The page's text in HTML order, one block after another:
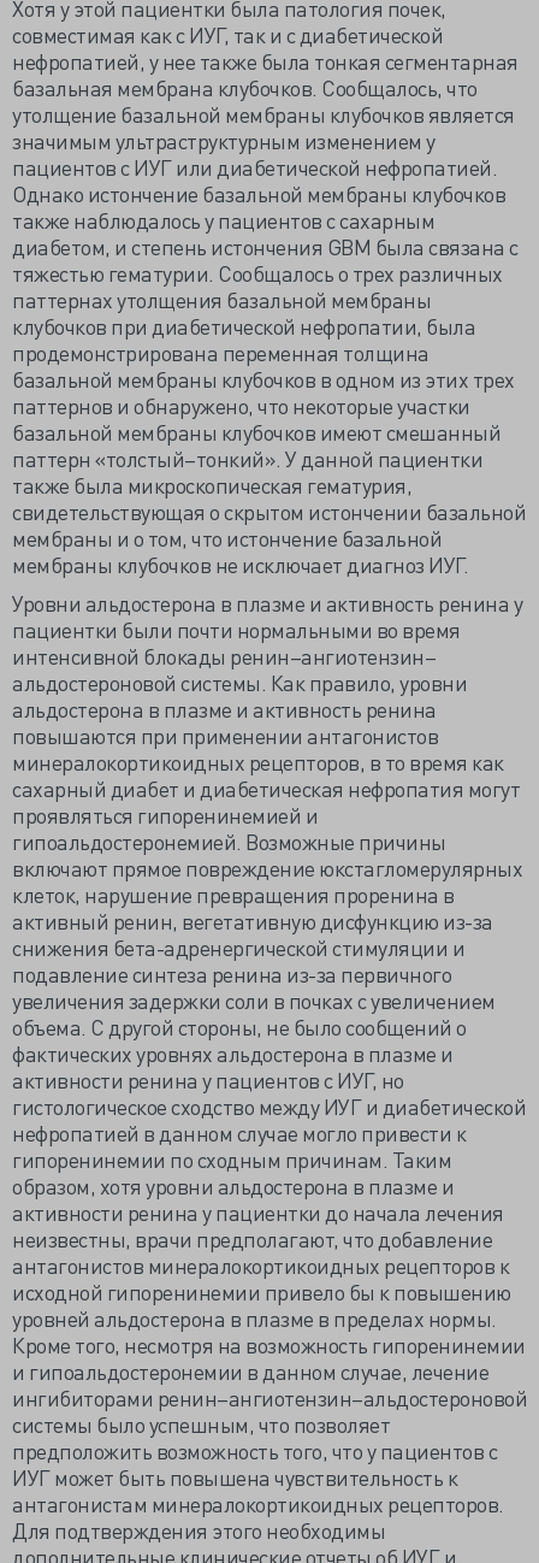
Хотя у этой пациентки была патология почек,
совместимая как с ИУГ, так и с диабетической
нефропатией, у нее также была тонкая сегментарная
базальная мембрана клубочков. Сообщалось, что
утолщение базальной мембраны клубочков является
значимым ультраструктурным изменением у
пациентов с ИУГ или диабетической нефропатией.
Однако истончение базальной мембраны клубочков
также наблюдалось у пациентов с сахарным
диабетом, и степень истончения GBM была связана с
тяжестью гематурии. Сообщалось о трех различных
паттернах утолщения базальной мембраны
клубочков при диабетической нефропатии, была
продемонстрирована переменная толщина
базальной мембраны клубочков в одном из этих трех
паттернов и обнаружено, что некоторые участки
базальной мембраны клубочков имеют смешанный
паттерн «толстый–тонкий». У данной пациентки
также была микроскопическая гематурия,
свидетельствующая о скрытом истончении базальной
мембраны и о том, что истончение базальной
мембраны клубочков не исключает диагноз ИУГ.
Уровни альдостерона в плазме и активность ренина у
пациентки были почти нормальными во время
интенсивной блокады ренин–ангиотензин–
альдостероновой системы. Как правило, уровни
альдостерона в плазме и активность ренина
повышаются при применении антагонистов
минералокортикоидных рецепторов, в то время как
сахарный диабет и диабетическая нефропатия могут
проявляться гипоренинемией и
гипоальдостеронемией. Возможные причины
включают прямое повреждение юкстагломерулярных
клеток, нарушение превращения проренина в
активный ренин, вегетативную дисфункцию из-за
снижения бета-адренергической стимуляции и
подавление синтеза ренина из-за первичного
увеличения задержки соли в почках с увеличением
объема. С другой стороны, не было сообщений о
фактических уровнях альдостерона в плазме и
активности ренина у пациентов с ИУГ, но
гистологическое сходство между ИУГ и диабетической
нефропатией в данном случае могло привести к
гипоренинемии по сходным причинам. Таким
образом, хотя уровни альдостерона в плазме и
активности ренина у пациентки до начала лечения
неизвестны, врачи предполагают, что добавление
антагонистов минералокортикоидных рецепторов к
исходной гипоренинемии привело бы к повышению
уровней альдостерона в плазме в пределах нормы.
Кроме того, несмотря на возможность гипоренинемии
и гипоальдостеронемии в данном случае, лечение
ингибиторами ренин–ангиотензин–альдостероновой
системы было успешным, что позволяет
предположить возможность того, что у пациентов с
ИУГ может быть повышена чувствительность к
антагонистам минералокортикоидных рецепторов.
Для подтверждения этого необходимы
дополнительные клинические отчеты об ИУГ и